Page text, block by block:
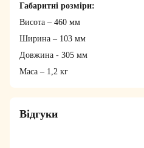
Габаритні розміри:
Висота – 460 мм
Ширина – 103 мм
Довжина - 305 мм
Маса – 1,2 кг
Відгуки